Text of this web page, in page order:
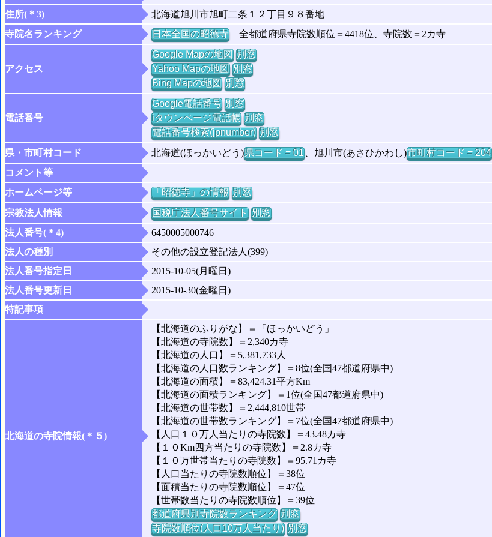
住所(＊3)
北海道旭川市旭町二条１２丁目９８番地
寺院名ランキング
日本全国の昭徳寺全都道府県寺院数順位＝4418位、寺院数＝2カ寺
アクセス
Google Mapの地図 別窓
Yahoo Mapの地図 別窓
Bing Mapの地図 別窓
電話番号
Google電話番号 別窓
iタウンページ電話帳 別窓
電話番号検索(jpnumber) 別窓
県・市町村コード
北海道(ほっかいどう)県コード = 01、旭川市(あさひかわし)市町村コード = 204
コメント等
ホームページ等
「昭徳寺」の情報 別窓
宗教法人情報
国税庁法人番号サイト 別窓
法人番号(＊4)
6450005000746
法人の種別
その他の設立登記法人(399)
法人番号指定日
2015-10-05(月曜日)
法人番号更新日
2015-10-30(金曜日)
特記事項
北海道の寺院情報(＊５)
【北海道のふりがな】＝「ほっかいどう」
【北海道の寺院数】＝2,340カ寺
【北海道の人口】＝5,381,733人
【北海道の人口数ランキング】＝8位(全国47都道府県中)
【北海道の面積】＝83,424.31平方Km
【北海道の面積ランキング】＝1位(全国47都道府県中)
【北海道の世帯数】＝2,444,810世帯
【北海道の世帯数ランキング】＝7位(全国47都道府県中)
【人口１０万人当たりの寺院数】＝43.48カ寺
【１０Km四方当たりの寺院数】＝2.8カ寺
【１０万世帯当たりの寺院数】＝95.71カ寺
【人口当たりの寺院数順位】＝38位
【面積当たりの寺院数順位】＝47位
【世帯数当たりの寺院数順位】＝39位
都道府県別寺院数ランキング 別窓
寺院数順位(人口10万人当たり) 別窓